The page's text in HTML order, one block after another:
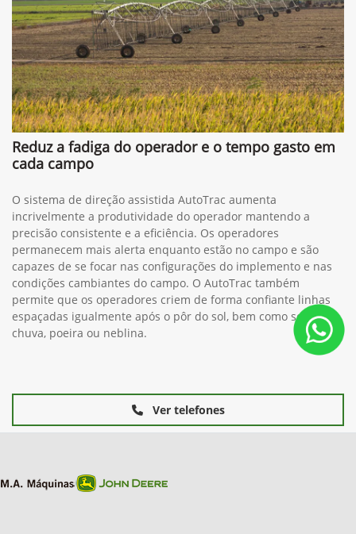
Reduz a fadiga do operador e o tempo gasto em
cada campo
O sistema de direção assistida AutoTrac aumenta
incrivelmente a produtividade do operador mantendo a
precisão consistente e a eficiência. Os operadores
permanecem mais alerta enquanto estão no campo e são
capazes de se focar nas configurações do implemento e nas
condições cambiantes do campo. O AutoTrac também
permite que os operadores criem de forma confiante linhas
espaçadas igualmente após o pôr do sol, bem como sob
chuva, poeira ou neblina.
Ver telefones